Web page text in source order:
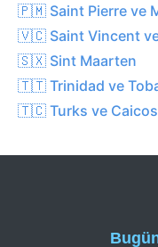
🇵🇲 Saint Pierre ve
🇻🇨 Saint Vincent
🇸🇽 Sint Maarten
🇹🇹 Trinidad ve
🇹🇨 Turks ve Caicos